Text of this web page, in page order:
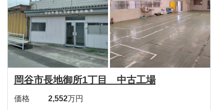
岡谷市長地御所1丁目 中古工場
価格 2,552万円